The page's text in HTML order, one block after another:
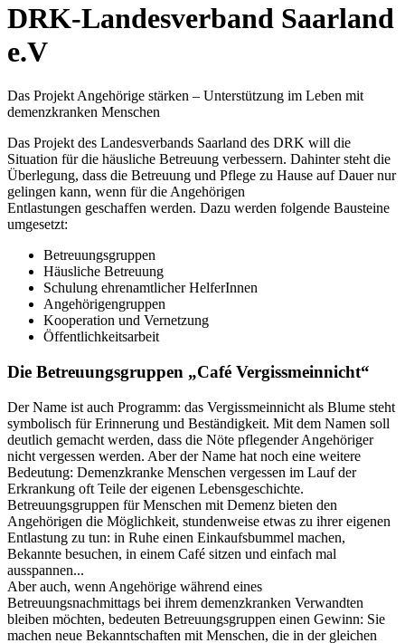
DRK-Landesverband Saarland
e.V
Das Projekt Angehörige stärken – Unterstützung im Leben mit
demenzkranken Menschen
Das Projekt des Landesverbands Saarland des DRK will die
Situation für die häusliche Betreuung verbessern. Dahinter steht die
Überlegung, dass die Betreuung und Pflege zu Hause auf Dauer nur
gelingen kann, wenn für die Angehörigen
Entlastungen geschaffen werden. Dazu werden folgende Bausteine
umgesetzt:
Betreuungsgruppen
Häusliche Betreuung
Schulung ehrenamtlicher HelferInnen
Angehörigengruppen
Kooperation und Vernetzung
Öffentlichkeitsarbeit
Die Betreuungsgruppen „Café Vergissmeinnicht“
Der Name ist auch Programm: das Vergissmeinnicht als Blume steht
symbolisch für Erinnerung und Beständigkeit. Mit dem Namen soll
deutlich gemacht werden, dass die Nöte pflegender Angehöriger
nicht vergessen werden. Aber der Name hat noch eine weitere
Bedeutung: Demenzkranke Menschen vergessen im Lauf der
Erkrankung oft Teile der eigenen Lebensgeschichte.
Betreuungsgruppen für Menschen mit Demenz bieten den
Angehörigen die Möglichkeit, stundenweise etwas zu ihrer eigenen
Entlastung zu tun: in Ruhe einen Einkaufsbummel machen,
Bekannte besuchen, in einem Café sitzen und einfach mal
ausspannen...
Aber auch, wenn Angehörige während eines
Betreuungsnachmittags bei ihrem demenzkranken Verwandten
bleiben möchten, bedeuten Betreuungsgruppen einen Gewinn: Sie
machen neue Bekanntschaften mit Menschen, die in der gleichen